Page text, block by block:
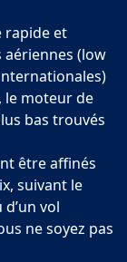
rapide et
aériennes (low
le moteur de
bas trouvés
être affinés
suivant le
vol
ne soyez pas